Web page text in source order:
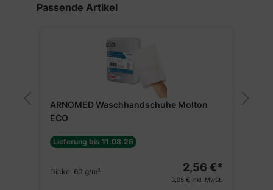
Produktgalerie überspringen
Passende Artikel
ARNOMED Waschhandschuhe Molton
ECO
Lieferung bis 11.08.26
Dicke: 60 g/m² 2,56 €*
3,05 € inkl. MwSt.